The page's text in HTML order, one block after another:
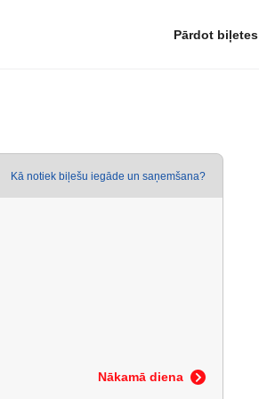
Pārdot biļetes
Kā notiek biļešu iegāde un saņemšana?
Nākamā diena